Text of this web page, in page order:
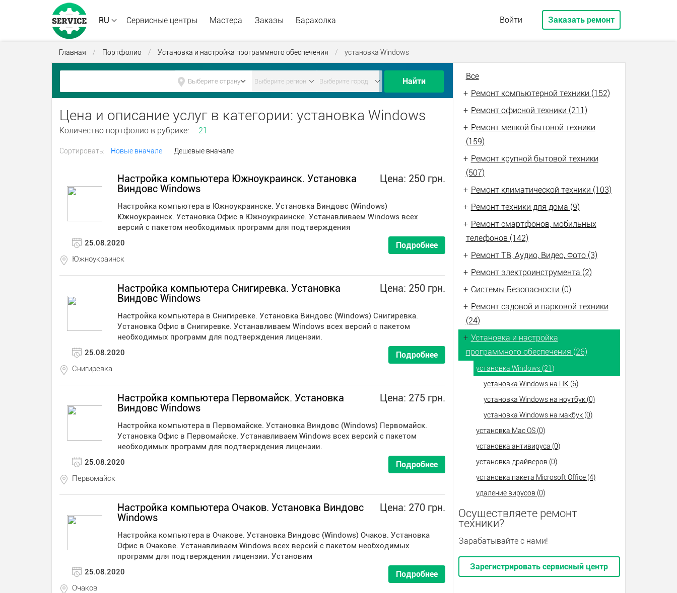
RU Сервисные центры Мастера Заказы Барахолка Войти Заказать ремонт
Главная / Портфолио / Установка и настройка программного обеспечения / установка Windows
Найти
Цена и описание услуг в категории: установка Windows
Количество портфолио в рубрике: 21
Сортировать: Новые вначале Дешевые вначале
Цена: 250 грн.
Настройка компьютера Южноукраинск. Установка
Виндовс Windows
Настройка компьютера в Южноукраинске. Установка Виндовс (Windows)
Южноукраинск. Установка Офис в Южноукраинске. Устанавливаем Windows всех
версий с пакетом необходимых программ для подтверждения
Подробнее
25.08.2020
Южноукраинск
Цена: 250 грн.
Настройка компьютера Снигиревка. Установка
Виндовс Windows
Настройка компьютера в Снигиревке. Установка Виндовс (Windows) Снигиревка.
Установка Офис в Снигиревке. Устанавливаем Windows всех версий с пакетом
необходимых программ для подтверждения лицензии.
Подробнее
25.08.2020
Снигиревка
Цена: 275 грн.
Настройка компьютера Первомайск. Установка
Виндовс Windows
Настройка компьютера в Первомайске. Установка Виндовс (Windows) Первомайск.
Установка Офис в Первомайске. Устанавливаем Windows всех версий с пакетом
необходимых программ для подтверждения лицензии.
Подробнее
25.08.2020
Первомайск
Цена: 270 грн.
Настройка компьютера Очаков. Установка Виндовс
Windows
Настройка компьютера в Очакове. Установка Виндовс (Windows) Очаков. Установка
Офис в Очакове. Устанавливаем Windows всех версий с пакетом необходимых
программ для подтверждения лицензии. Установим
Подробнее
25.08.2020
Очаков
Все
+ Ремонт компьютерной техники (152)
+ Ремонт офисной техники (211)
+ Ремонт мелкой бытовой техники
(159)
+ Ремонт крупной бытовой техники
(507)
+ Ремонт климатической техники (103)
+ Ремонт техники для дома (9)
+ Ремонт смартфонов, мобильных
телефонов (142)
+ Ремонт ТВ, Аудио, Видео, Фото (3)
+ Ремонт электроинструмента (2)
+ Системы Безопасности (0)
+ Ремонт садовой и парковой техники
(24)
+ Установка и настройка
программного обеспечения (26)
установка Windows (21)
установка Windows на ПК (6)
установка Windows на ноутбук (0)
установка Windows на макбук (0)
установка Mac OS (0)
установка антивируса (0)
установка драйверов (0)
установка пакета Microsoft Office (4)
удаление вирусов (0)
Осуществляете ремонт
техники?
Зарабатывайте с нами!
Зарегистрировать сервисный центр